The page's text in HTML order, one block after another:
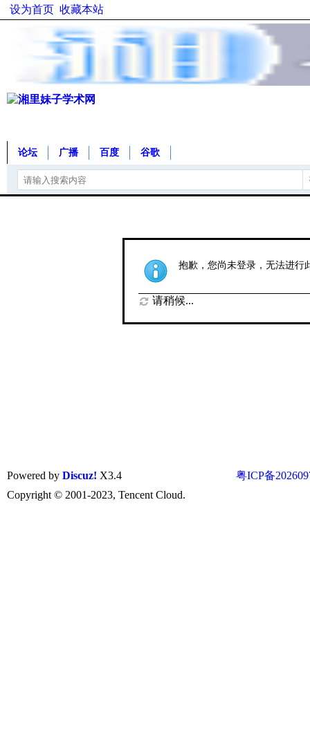
设为首页 收藏本站
论坛 广播 百度 谷歌
抱歉，您尚未登录，无法进行
请稍候...
粤ICP备
Powered by Discuz! X3.4
Copyright © 2001-2023, Tencent Cloud.